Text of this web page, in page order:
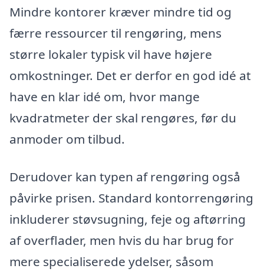
Mindre kontorer kræver mindre tid og
færre ressourcer til rengøring, mens
større lokaler typisk vil have højere
omkostninger. Det er derfor en god idé at
have en klar idé om, hvor mange
kvadratmeter der skal rengøres, før du
anmoder om tilbud.
Derudover kan typen af rengøring også
påvirke prisen. Standard kontorrengøring
inkluderer støvsugning, feje og aftørring
af overflader, men hvis du har brug for
mere specialiserede ydelser, såsom